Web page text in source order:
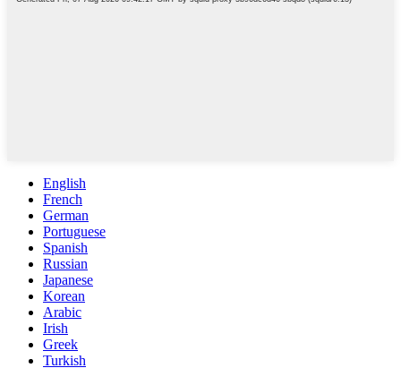
English
French
German
Portuguese
Spanish
Russian
Japanese
Korean
Arabic
Irish
Greek
Turkish